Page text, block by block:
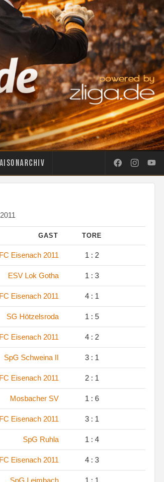
GAST TORE
FC Eisenach 2011 1 : 2
ESV Lok Gotha 1 : 3
FC Eisenach 2011 4 : 1
SG Hötzelsroda 1 : 5
FC Eisenach 2011 4 : 2
SpG Schweina II 3 : 1
FC Eisenach 2011 2 : 1
Mosbacher SV 1 : 6
FC Eisenach 2011 3 : 1
SpG Ruhla 1 : 4
FC Eisenach 2011 4 : 3
SpG Leimbach 1 : 1